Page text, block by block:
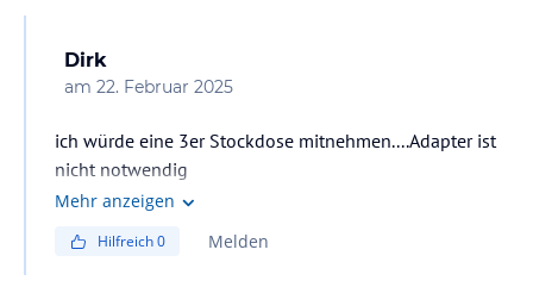
Dirk
am 22. Februar 2025
ich würde eine 3er Stockdose mitnehmen....Adapter ist
nicht notwendig
Mehr anzeigen
Hilfreich0 Melden